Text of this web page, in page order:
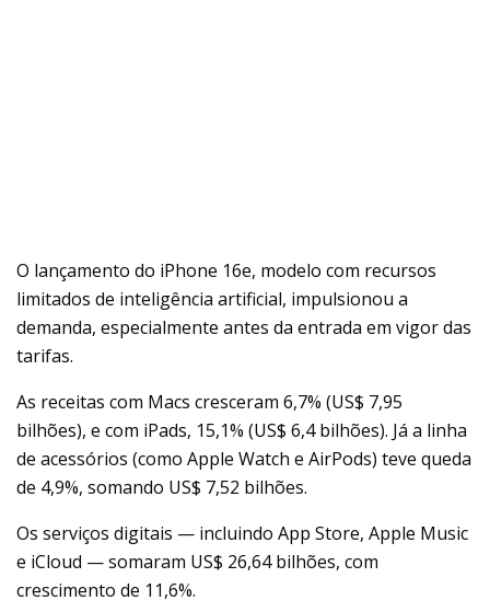
O lançamento do iPhone 16e, modelo com recursos
limitados de inteligência artificial, impulsionou a
demanda, especialmente antes da entrada em vigor das
tarifas.
As receitas com Macs cresceram 6,7% (US$ 7,95
bilhões), e com iPads, 15,1% (US$ 6,4 bilhões). Já a linha
de acessórios (como Apple Watch e AirPods) teve queda
de 4,9%, somando US$ 7,52 bilhões.
Os serviços digitais — incluindo App Store, Apple Music
e iCloud — somaram US$ 26,64 bilhões, com
crescimento de 11,6%.